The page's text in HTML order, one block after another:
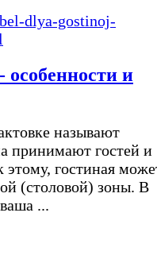
особенности и
называют
принимают гостей и
этому, гостиная
(столовой) зоны. В
...